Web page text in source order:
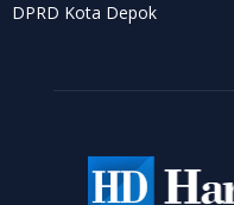
DPRD Kota Depok